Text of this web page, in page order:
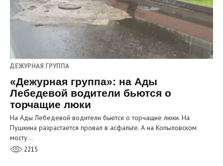
ДЕЖУРНАЯ ГРУППА
«Дежурная группа»: на Ады
Лебедевой водители бьются о
торчащие люки
На Ады Лебедевой водители бьются о торчащие люки. На
Пушкина разрастается провал в асфальте. А на Копыловском
мосту…
2215